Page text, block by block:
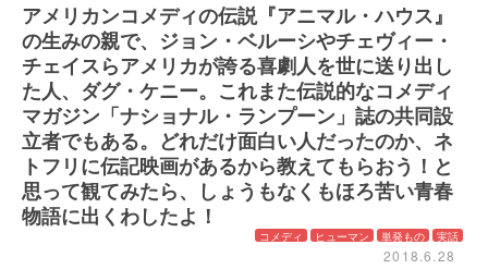
アメリカンコメディの伝説『アニマル・ハウス』
の生みの親で、ジョン・ベルーシやチェヴィー・
チェイスらアメリカが誇る喜劇人を世に送り出し
た人、ダグ・ケニー。これまた伝説的なコメディ
マガジン「ナショナル・ランプーン」誌の共同設
立者でもある。どれだけ面白い人だったのか、ネ
トフリに伝記映画があるから教えてもらおう！と
思って観てみたら、しょうもなくもほろ苦い青春
物語に出くわしたよ！
コメディ ヒューマン 単発もの 実話
2018.6.28